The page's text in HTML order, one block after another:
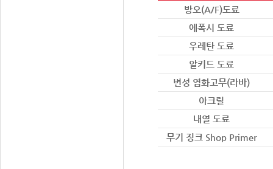
방오(A/F)도료
에폭시 도료
우레탄 도료
알키드 도료
변성 염화고무(라바)
아크릴
내열 도료
무기 징크 Shop Primer